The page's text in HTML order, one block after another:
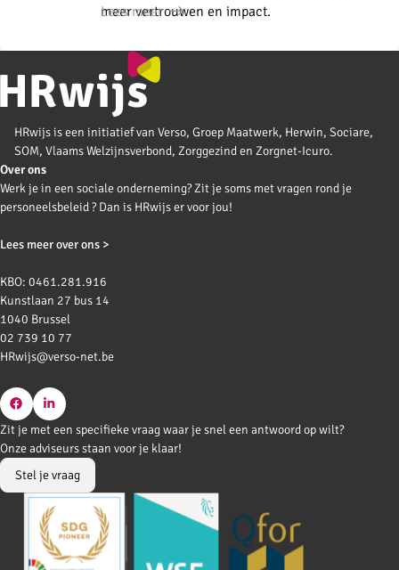
meer vertrouwen en impact.
Lees meer
HRwijs is een initiatief van Verso, Groep Maatwerk, Herwin, Sociare,
SOM, Vlaams Welzijnsverbond, Zorggezind en Zorgnet-Icuro.
Over ons
Werk je in een sociale onderneming? Zit je soms met vragen rond je
personeelsbeleid ? Dan is HRwijs er voor jou!
Lees meer over ons >
KBO: 0461.281.916
Kunstlaan 27 bus 14
1040 Brussel
02 739 10 77
HRwijs@verso-net.be
Go
to
Facebook
Go
to
LinkedIn
Zit je met een specifieke vraag waar je snel een antwoord op wilt?
Onze adviseurs staan voor je klaar!
Stel je vraag